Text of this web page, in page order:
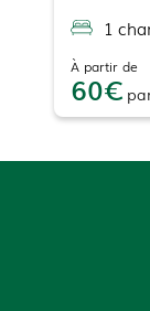
1
À partir de
60